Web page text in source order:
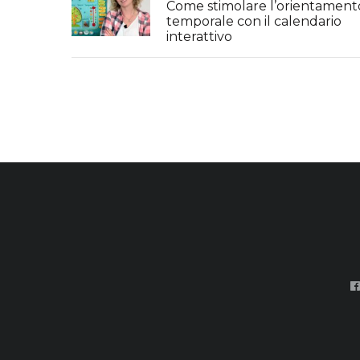
Come stimolare
temporale con il calendario
interattivo